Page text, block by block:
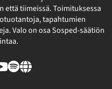
että tiimeissä. Toimituksessa
tapahtumien
Valo on osa Sosped-säätiön
Youtube
SpotifyLinkki